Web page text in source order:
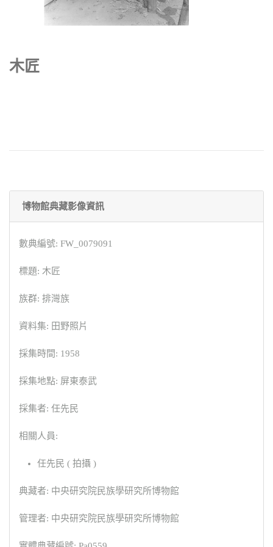
木匠
博物館典藏影像資訊
數典編號: FW_0079091
標題: 木匠
族群: 排灣族
資料集: 田野照片
採集時間: 1958
採集地點: 屏東泰武
採集者: 任先民
相關人員:
任先民 ( 拍攝 )
典藏者: 中央研究院民族學研究所博物館
管理者: 中央研究院民族學研究所博物館